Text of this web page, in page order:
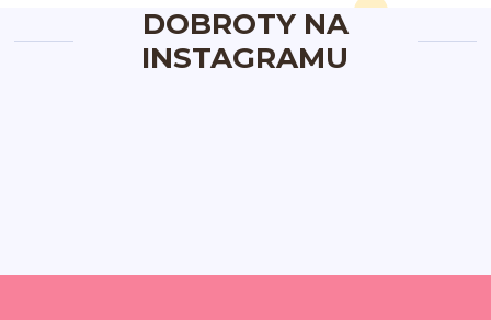
DOBROTY NA
INSTAGRAMU